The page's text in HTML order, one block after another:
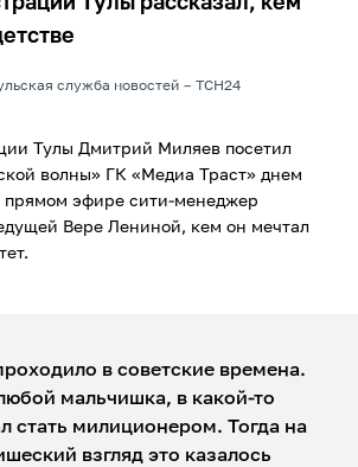
служба новостей ТСН24
Тулы Дмитрий Миляев посетил
волны» ГК «Медиа Траст» днем
прямом эфире сити-менеджер
Вере Лениной, кем он мечтал
в советские времена.
мальчишка, в какой-то
стать милиционером. Тогда на
взгляд это казалось